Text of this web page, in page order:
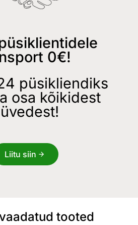
0€!
püsikliendiks
osa kõikidest
Liitu siin
tooted